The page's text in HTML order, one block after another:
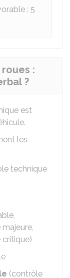
: 5
:
?
est
les
technique
(contrôle